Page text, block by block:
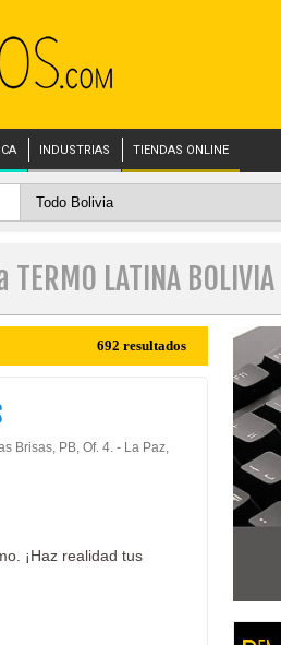
INDUSTRIAS TIENDAS ONLINE
LATINA BOLIVIA
692 resultados
Brisas, PB, Of. 4. - La Paz,
¡Haz realidad tus